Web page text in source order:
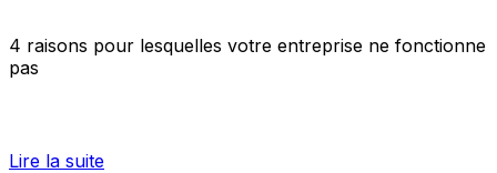
4 raisons pour lesquelles votre entreprise ne fonctionne
pas
Lire la suite